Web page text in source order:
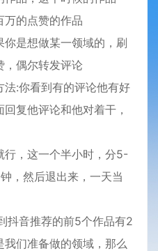
万的点赞的作品
是想做某一领域的，刷
，偶尔转发评论
:你看到有的评论他有好
复他评论和他对着干，
行，这一个半小时，分5-
，然后退出来，一天当
抖音推荐的前5个作品有2
们准备做的领域，那么